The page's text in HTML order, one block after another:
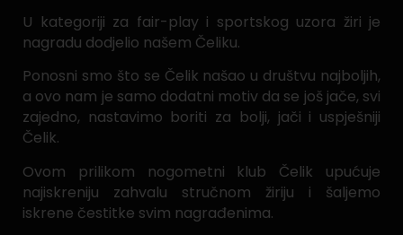
U kategoriji za fair-play i sportskog uzora žiri je
nagradu dodjelio našem Čeliku.
Ponosni smo što se Čelik našao u društvu najboljih,
a ovo nam je samo dodatni motiv da se još jače, svi
zajedno, nastavimo boriti za bolji, jači i uspješniji
Čelik.
Ovom prilikom nogometni klub Čelik upućuje
najiskreniju zahvalu stručnom žiriju i šaljemo
iskrene čestitke svim nagrađenima.